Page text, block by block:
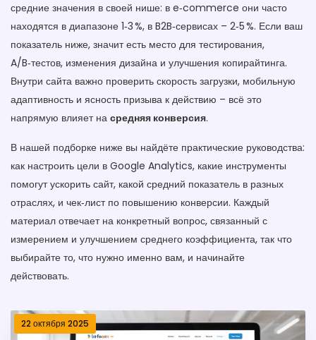
средние значения в своей нише: в e‑commerce они часто
находятся в диапазоне 1‑3 %, в B2B‑сервисах – 2‑5 %. Если ваш
показатель ниже, значит есть место для тестирования,
A/B‑тестов, изменения дизайна и улучшения копирайтинга.
Внутри сайта важно проверить скорость загрузки, мобильную
адаптивность и ясность призыва к действию – всё это
напрямую влияет на средняя конверсия.
В нашей подборке ниже вы найдёте практические руководства:
как настроить цели в Google Analytics, какие инструменты
помогут ускорить сайт, какой средний показатель в разных
отраслях, и чек‑лист по повышению конверсии. Каждый
материал отвечает на конкретный вопрос, связанный с
измерением и улучшением среднего коэффициента, так что
выбирайте то, что нужно именно вам, и начинайте
действовать.
22 октября 2025